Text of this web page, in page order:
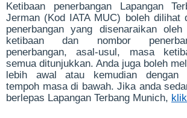
Ketibaan penerbangan Lapangan
Jerman (Kod IATA MUC) boleh dilihat
penerbangan yang disenaraikan
ketibaan dan nombor
penerbangan, asal-usul, masa
semua ditunjukkan. Anda juga boleh
lebih awal atau kemudian dengan
tempoh masa di bawah. Jika anda
berlepas Lapangan Terbang Munich,